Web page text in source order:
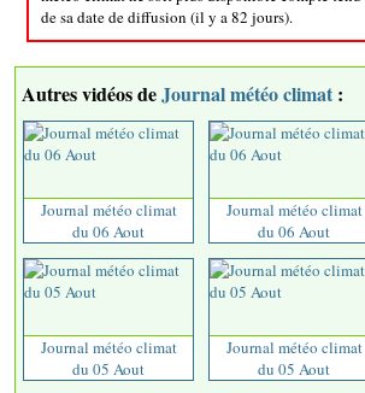
de sa date de diffusion (il y a 82 jours).
Autres vidéos deJournal météo climat :
Journal météo climat
du 06 Aout
Journal météo climat
du 06 Aout
Journal météo climat
du 05 Aout
Journal météo climat
du 05 Aout